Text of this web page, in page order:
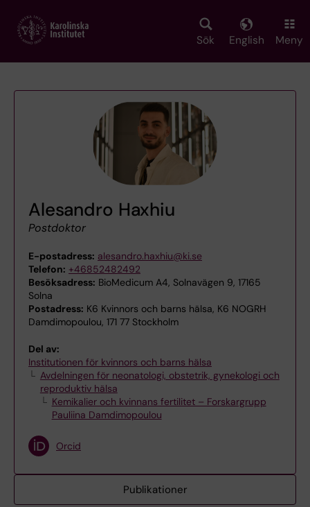
main
Sök English Meny
Alesandro Haxhiu
Postdoktor
E-postadress: alesandro.haxhiu@ki.se
Telefon: +46852482492
Besöksadress: BioMedicum A4, Solnavägen 9, 17165
Solna
Postadress: K6 Kvinnors och barns hälsa, K6 NOGRH
Damdimopoulou, 171 77 Stockholm
Del av:
Institutionen för kvinnors och barns hälsa
Avdelningen för neonatologi, obstetrik, gynekologi och
reproduktiv hälsa
Kemikalier och kvinnans fertilitet – Forskargrupp
Pauliina Damdimopoulou
Orcid
Publikationer